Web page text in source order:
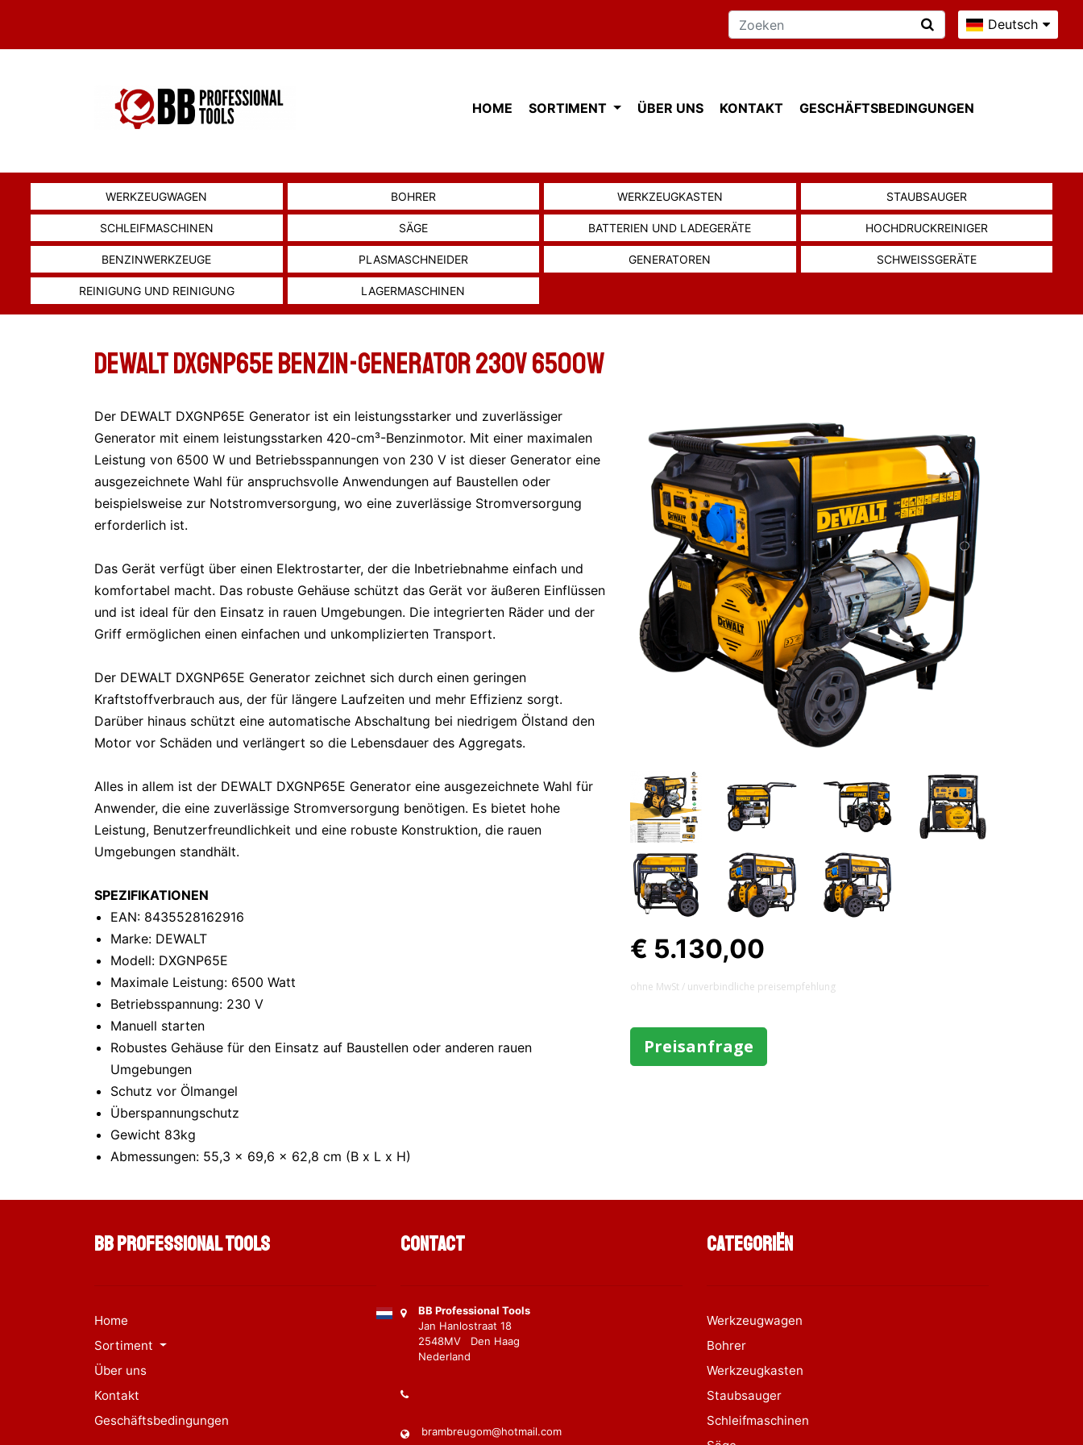
Deutsch
HOME SORTIMENT ÜBER UNS KONTAKT GESCHÄFTSBEDINGUNGEN
WERKZEUGWAGEN BOHRER WERKZEUGKASTEN STAUBSAUGER
SCHLEIFMASCHINEN SÄGE BATTERIEN UND LADEGERÄTE HOCHDRUCKREINIGER
BENZINWERKZEUGE PLASMASCHNEIDER GENERATOREN SCHWEISSGERÄTE
REINIGUNG UND REINIGUNG LAGERMASCHINEN
DEWALT DXGNP65E BENZIN-GENERATOR 230V 6500W
€ 5.130,00
ohne MwSt / unverbindliche preisempfehlung
Preisanfrage
Der DEWALT DXGNP65E Generator ist ein leistungsstarker und zuverlässiger
Generator mit einem leistungsstarken 420-cm³-Benzinmotor. Mit einer maximalen
Leistung von 6500 W und Betriebsspannungen von 230 V ist dieser Generator eine
ausgezeichnete Wahl für anspruchsvolle Anwendungen auf Baustellen oder
beispielsweise zur Notstromversorgung, wo eine zuverlässige Stromversorgung
erforderlich ist.
Das Gerät verfügt über einen Elektrostarter, der die Inbetriebnahme einfach und
komfortabel macht. Das robuste Gehäuse schützt das Gerät vor äußeren Einflüssen
und ist ideal für den Einsatz in rauen Umgebungen. Die integrierten Räder und der
Griff ermöglichen einen einfachen und unkomplizierten Transport.
Der DEWALT DXGNP65E Generator zeichnet sich durch einen geringen
Kraftstoffverbrauch aus, der für längere Laufzeiten und mehr Effizienz sorgt.
Darüber hinaus schützt eine automatische Abschaltung bei niedrigem Ölstand den
Motor vor Schäden und verlängert so die Lebensdauer des Aggregats.
Alles in allem ist der DEWALT DXGNP65E Generator eine ausgezeichnete Wahl für
Anwender, die eine zuverlässige Stromversorgung benötigen. Es bietet hohe
Leistung, Benutzerfreundlichkeit und eine robuste Konstruktion, die rauen
Umgebungen standhält.
SPEZIFIKATIONEN
EAN: 8435528162916
Marke: DEWALT
Modell: DXGNP65E
Maximale Leistung: 6500 Watt
Betriebsspannung: 230 V
Manuell starten
Robustes Gehäuse für den Einsatz auf Baustellen oder anderen rauen
Umgebungen
Schutz vor Ölmangel
Überspannungschutz
Gewicht 83kg
Abmessungen: 55,3 x 69,6 x 62,8 cm (B x L x H)
BB Professional Tools
Home
Sortiment
Über uns
Kontakt
Geschäftsbedingungen
Contact
BB Professional Tools
Jan Hanlostraat 18
2548MV Den Haag
Nederland
brambreugom@hotmail.com
Categoriën
Werkzeugwagen
Bohrer
Werkzeugkasten
Staubsauger
Schleifmaschinen